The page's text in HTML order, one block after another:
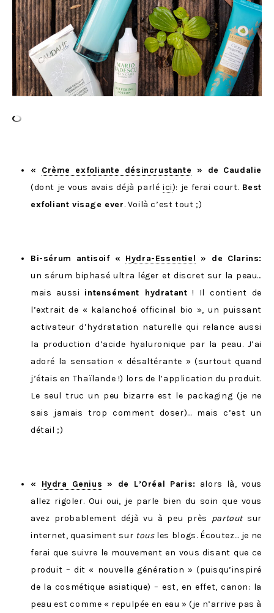
« Crème exfoliante désincrustante » de Caudalie
(dont je vous avais déjà parléici): je ferai court. Best
exfoliant visage ever. Voilà c’est tout ;)
Bi-sérum antisoif « Hydra-Essentiel » de Clarins:
un sérum biphasé ultra léger et discret sur la peau…
mais aussi intensément hydratant ! Il contient de
l’extrait de « kalanchoé officinal bio », un puissant
activateur d’hydratation naturelle qui relance aussi
la production d’acide hyaluronique par la peau. J’ai
adoré la sensation « désaltérante » (surtout quand
j’étais en Thaïlande !) lors de l’application du produit.
Le seul truc un peu bizarre est le packaging (je ne
sais jamais trop comment doser)… mais c’est un
détail ;)
« Hydra Genius » de L’Oréal Paris: alors là, vous
allez rigoler. Oui oui, je parle bien du soin que vous
avez probablement déjà vu à peu près partoutsur
internet, quasiment sur tousles blogs. Écoutez… je ne
ferai que suivre le mouvement en vous disant que ce
produit – dit « nouvelle génération » (puisqu’inspiré
de la cosmétique asiatique) – est, en effet, canon: la
peau est comme « repulpée en eau » (je n’arrive pas à